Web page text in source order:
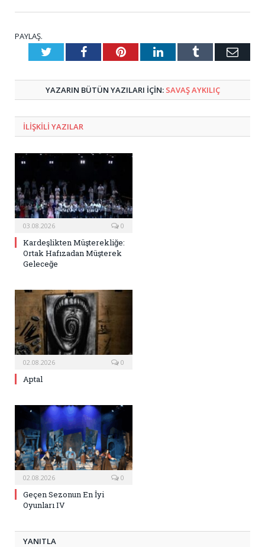
PAYLAŞ.
TwitterFacebookPinterestLinkedInTumblr E-
YAZARIN BÜTÜN YAZILARI IÇIN: SAVAŞ AYKILIÇ
ILIŞKILI YAZILAR
03.08.2026 0
Kardeşlikten Müşterekliğe:
Ortak Hafızadan Müşterek
Geleceğe
02.08.2026 0
Aptal
02.08.2026 0
Geçen Sezonun En İyi
Oyunları IV
YANITLA